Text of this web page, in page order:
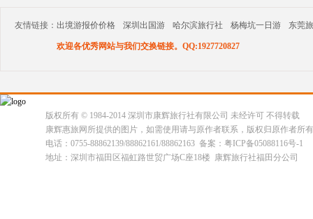
友情链接： 出境游报价价格 深圳出国游 哈尔滨旅行社 杨梅坑一日游 东莞
欢迎各优秀网站与我们交换链接。QQ:1927720827
版权所有 © 1984-2014 深圳市康辉旅行社有限公司 未经许可 不得转载
康辉惠旅网所提供的图片，如需使用请与原作者联系，版权归原作者所
电话：0755-88862139/88862161/88862163 备案：粤ICP备05088116号-1
地址：深圳市福田区福虹路世贸广场C座18楼 康辉旅行社福田分公司